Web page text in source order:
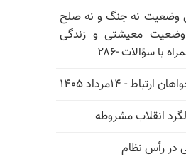
وضعیت نه جنگ و نه صلح
معیشتی و زندگی
با سؤالات -۲۸۶
- ۱۴مرداد ۱۴۰۵
در رأس نظام